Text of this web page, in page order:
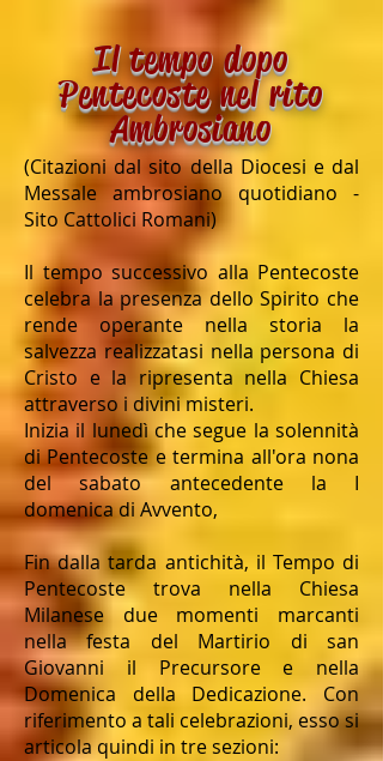
Il tempo dopo
Pentecoste nel rito
Ambrosiano
(Citazioni dal sito della Diocesi e dal
Messale ambrosiano quotidiano -
Sito Cattolici Romani)
Il tempo successivo alla Pentecoste
celebra la presenza dello Spirito che
rende operante nella storia la
salvezza realizzatasi nella persona di
Cristo e la ripresenta nella Chiesa
attraverso i divini misteri.
Inizia il lunedì che segue la solennità
di Pentecoste e termina all'ora nona
del sabato antecedente la I
domenica di Avvento,
Fin dalla tarda antichità, il Tempo di
Pentecoste trova nella Chiesa
Milanese due momenti marcanti
nella festa del Martirio di san
Giovanni il Precursore e nella
Domenica della Dedicazione. Con
riferimento a tali celebrazioni, esso si
articola quindi in tre sezioni: